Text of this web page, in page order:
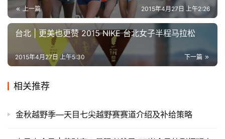
备
训
频
用
上一篇 2015年4月27日 上午2:26
台北 | 更美也更赞 2015 NIKE 台北女子半程马拉松
下一篇
2015年4月27日 上午5:30
相关推荐
金秋越野季—天目七尖越野赛赛道介绍及补给策略